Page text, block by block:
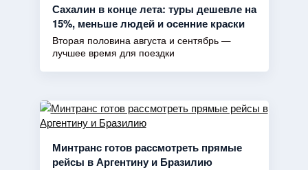
Сахалин в конце лета: туры дешевле на
15%, меньше людей и осенние краски
Вторая половина августа и сентябрь —
лучшее время для поездки
Минтранс готов рассмотреть прямые
рейсы в Аргентину и Бразилию